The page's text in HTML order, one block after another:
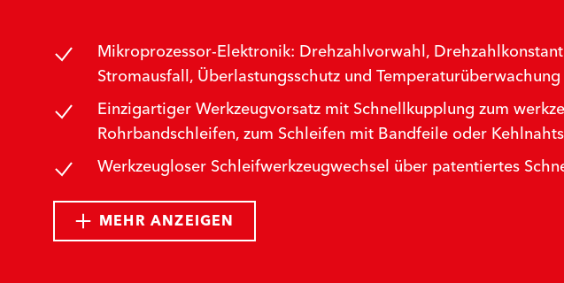
Mikroprozessor-Elektronik: Drehzahlvorwahl,
Stromausfall, Überlastungsschutz und Temperaturüberwachung
Einzigartiger Werkzeugvorsatz mit Schnellkupplung zum
Rohrbandschleifen, zum Schleifen mit Bandfeile oder
Werkzeugloser Schleifwerkzeugwechsel über patentiertes
MEHR ANZEIGEN